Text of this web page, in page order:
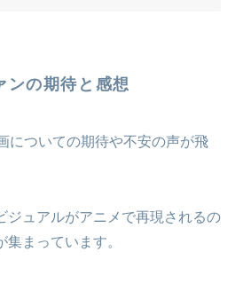
ンの期待と感想
についての期待や不安の声が飛
ジュアルがアニメで再現されるの
まっています。